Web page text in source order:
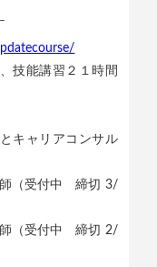
技能講習２１時間
キャリアコンサル
（受付中 締切 3/
（受付中 締切 2/